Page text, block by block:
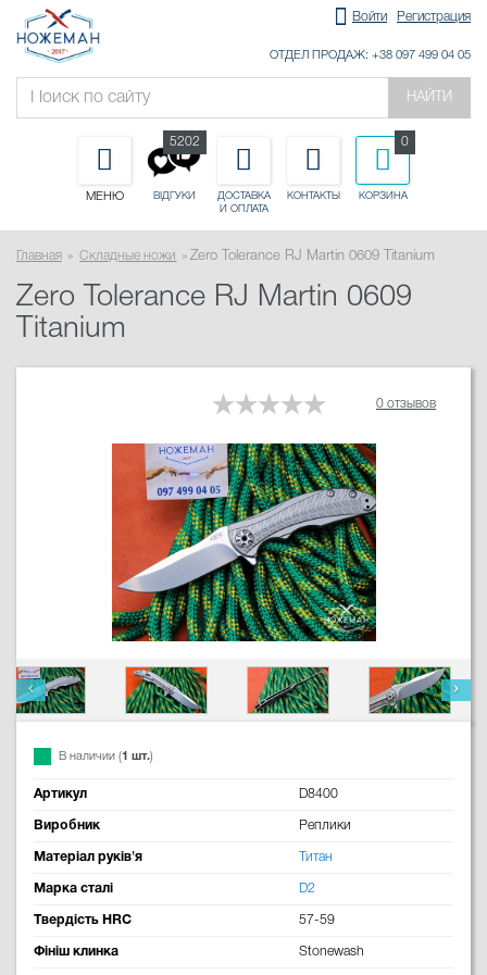
Войти Регистрация
ОТДЕЛ ПРОДАЖ: +38 097 499 04 05
НАЙТИ
МЕНЮ ВІДГУКИ
5202
ДОСТАВКА
И ОПЛАТА
КОНТАКТЫ КОРЗИНА
0
Главная Складные ножи Zero Tolerance RJ Martin 0609 Titanium
Zero Tolerance RJ Martin 0609
Titanium
0 отзывов
В наличии (1 шт.)
Артикул D8400
Виробник Реплики
Матеріал руків'я Титан
Марка сталі D2
Твердість HRC 57-59
Фініш клинка Stonewash